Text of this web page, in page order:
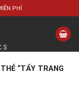
PHÍ
“TẨY TRANG